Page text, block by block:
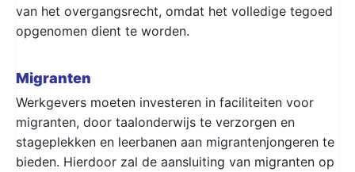
van het overgangsrecht, omdat het volledige tegoed
opgenomen dient te worden.
Migranten
Werkgevers moeten investeren in faciliteiten voor
migranten, door taalonderwijs te verzorgen en
stageplekken en leerbanen aan migrantenjongeren te
bieden. Hierdoor zal de aansluiting van migranten op